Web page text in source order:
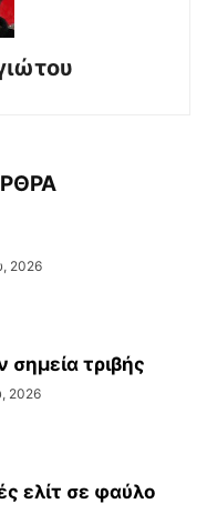
2026
σημεία τριβής
2026
ελίτ σε φαύλο